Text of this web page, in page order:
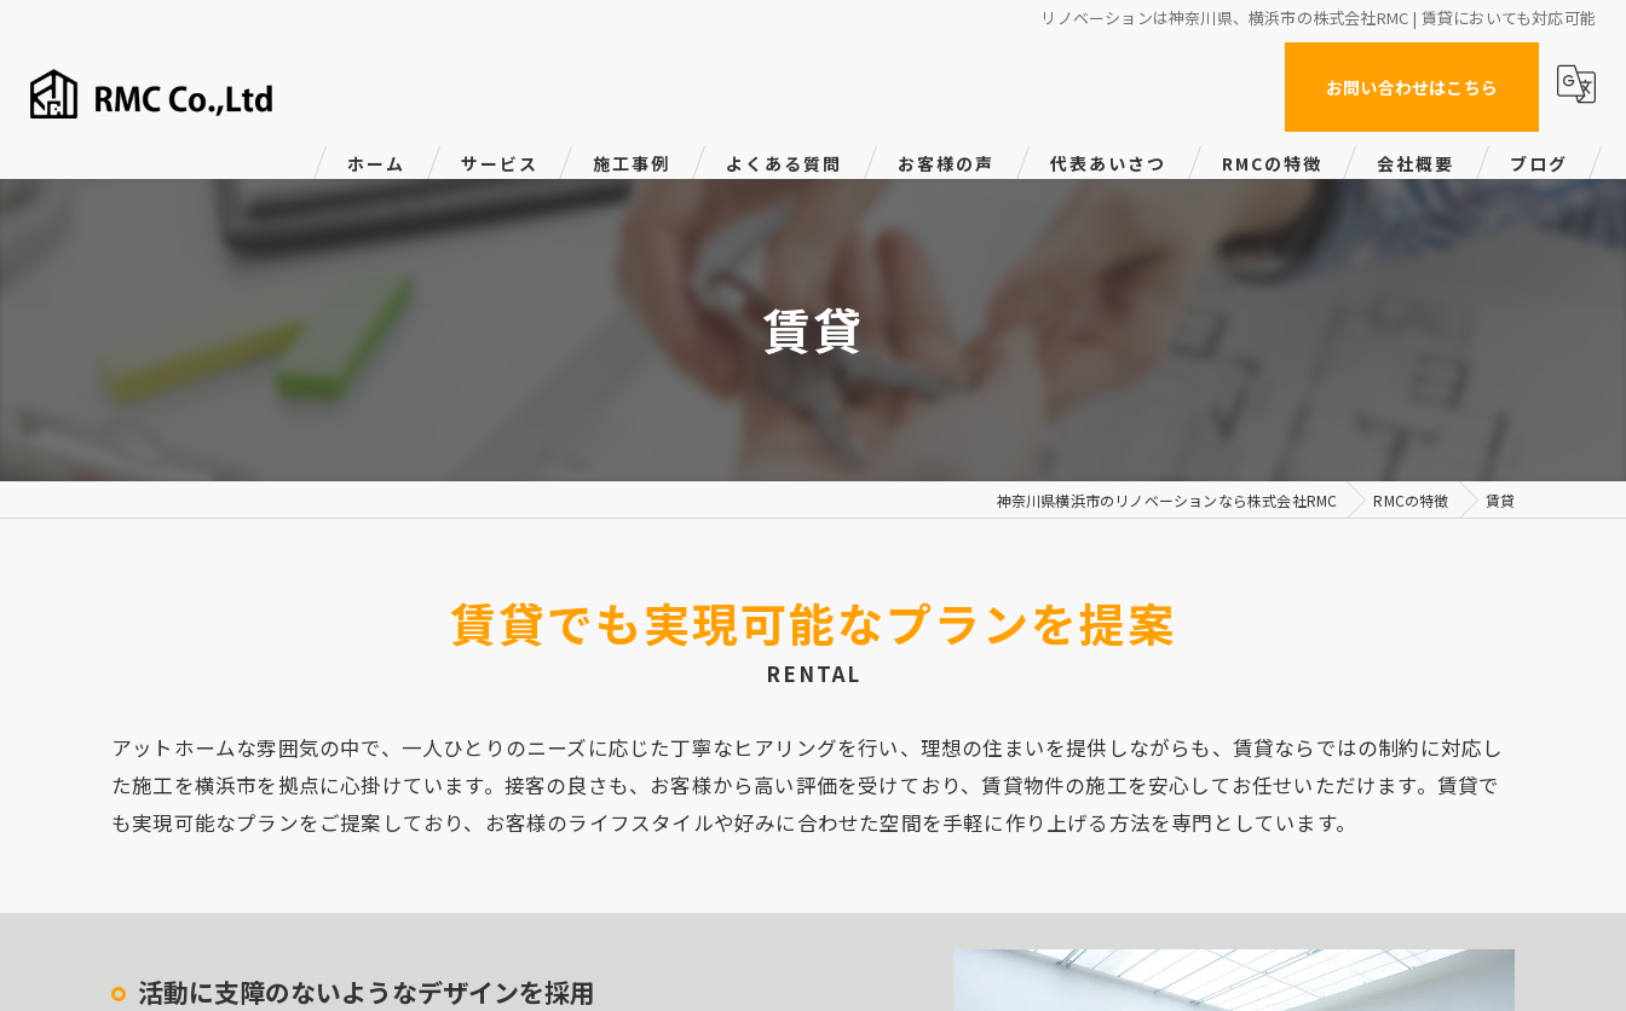
リノベーションは神奈川県、横浜市の株式会社RMC | 賃貸においても対応可能
お問い合わせはこちら
ホーム サービス 施工事例 よくある質問 お客様の声 代表あいさつ RMCの特徴
マンション
会社
会社概要 ブログ
賃貸
神奈川県横浜市のリノベーションなら株式会社RMC RMCの特徴 賃貸
賃貸でも実現可能なプランを提案
RENTAL
アットホームな雰囲気の中で、一人ひとりのニーズに応じた丁寧なヒアリングを行い、理想の住まいを提供しながらも、賃貸ならではの制約に対応し
た施工を横浜市を拠点に心掛けています。接客の良さも、お客様から高い評価を受けており、賃貸物件の施工を安心してお任せいただけます。賃貸で
も実現可能なプランをご提案しており、お客様のライフスタイルや好みに合わせた空間を手軽に作り上げる方法を専門としています。
活動に支障のないようなデザインを採用